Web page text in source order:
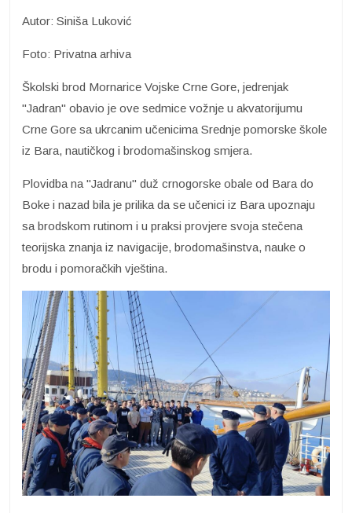
Autor: Siniša Luković
Foto: Privatna arhiva
Školski brod Mornarice Vojske Crne Gore, jedrenjak
"Jadran" obavio je ove sedmice vožnje u akvatorijumu
Crne Gore sa ukrcanim učenicima Srednje pomorske škole
iz Bara, nautičkog i brodomašinskog smjera.
Plovidba na "Jadranu" duž crnogorske obale od Bara do
Boke i nazad bila je prilika da se učenici iz Bara upoznaju
sa brodskom rutinom i u praksi provjere svoja stečena
teorijska znanja iz navigacije, brodomašinstva, nauke o
brodu i pomoračkih vještina.